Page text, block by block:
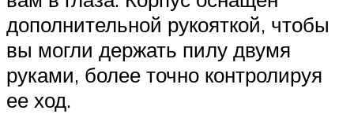
дополнительной рукояткой, чтобы
вы могли держать пилу двумя
руками, более точно контролируя
ее ход.